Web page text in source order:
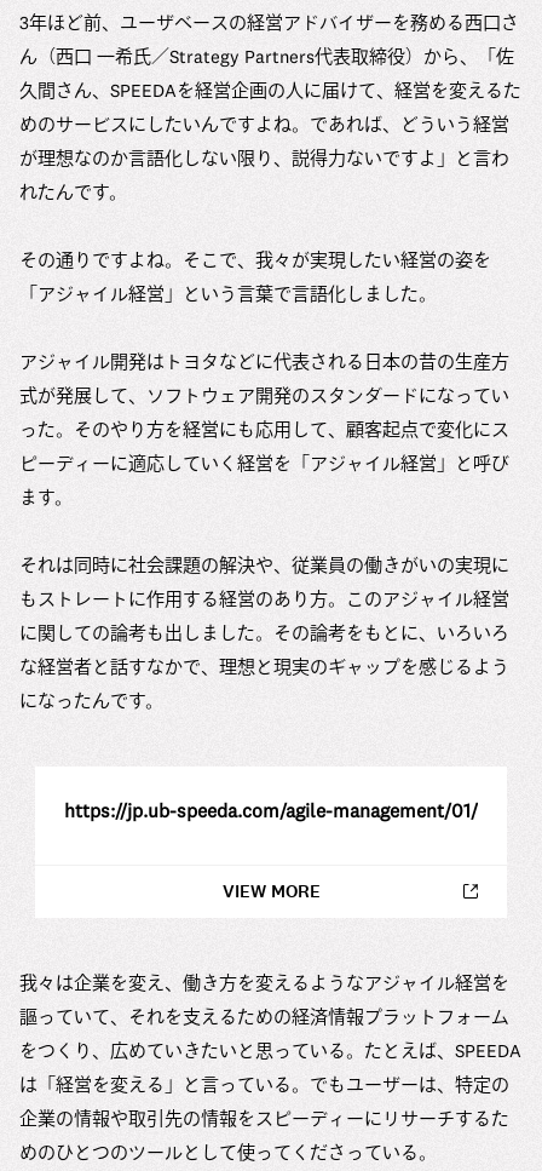
3年ほど前、ユーザベースの経営アドバイザーを務める西口さ
ん（西口 一希氏／Strategy Partners代表取締役）から、「佐
久間さん、SPEEDAを経営企画の人に届けて、経営を変えるた
めのサービスにしたいんですよね。であれば、どういう経営
が理想なのか言語化しない限り、説得力ないですよ」と言わ
れたんです。
その通りですよね。そこで、我々が実現したい経営の姿を
「アジャイル経営」という言葉で言語化しました。
アジャイル開発はトヨタなどに代表される日本の昔の生産方
式が発展して、ソフトウェア開発のスタンダードになってい
った。そのやり方を経営にも応用して、顧客起点で変化にス
ピーディーに適応していく経営を「アジャイル経営」と呼び
ます。
それは同時に社会課題の解決や、従業員の働きがいの実現に
もストレートに作用する経営のあり方。このアジャイル経営
に関しての論考も出しました。その論考をもとに、いろいろ
な経営者と話すなかで、理想と現実のギャップを感じるよう
になったんです。
https://jp.ub-speeda.com/agile-management/01/
VIEW MORE
我々は企業を変え、働き方を変えるようなアジャイル経営を
謳っていて、それを支えるための経済情報プラットフォーム
をつくり、広めていきたいと思っている。たとえば、SPEEDA
は「経営を変える」と言っている。でもユーザーは、特定の
企業の情報や取引先の情報をスピーディーにリサーチするた
めのひとつのツールとして使ってくださっている。